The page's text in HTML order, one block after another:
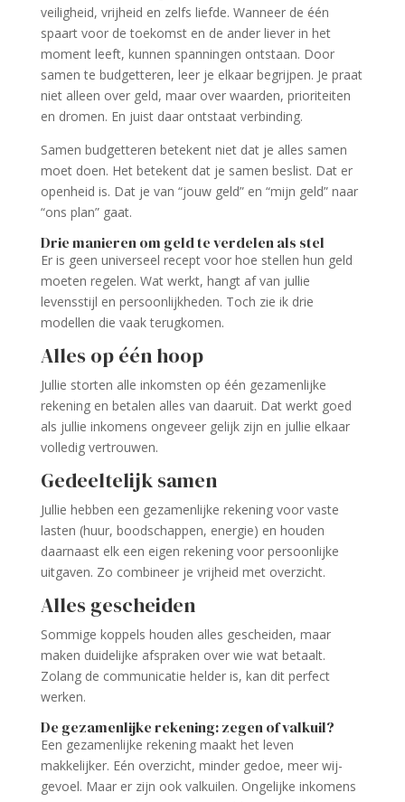
veiligheid, vrijheid en zelfs liefde. Wanneer de één
spaart voor de toekomst en de ander liever in het
moment leeft, kunnen spanningen ontstaan. Door
samen te budgetteren, leer je elkaar begrijpen. Je praat
niet alleen over geld, maar over waarden, prioriteiten
en dromen. En juist daar ontstaat verbinding.
Samen budgetteren betekent niet dat je alles samen
moet doen. Het betekent dat je samen beslist. Dat er
openheid is. Dat je van “jouw geld” en “mijn geld” naar
“ons plan” gaat.
Drie manieren om geld te verdelen als stel
Er is geen universeel recept voor hoe stellen hun geld
moeten regelen. Wat werkt, hangt af van jullie
levensstijl en persoonlijkheden. Toch zie ik drie
modellen die vaak terugkomen.
Alles op één hoop
Jullie storten alle inkomsten op één gezamenlijke
rekening en betalen alles van daaruit. Dat werkt goed
als jullie inkomens ongeveer gelijk zijn en jullie elkaar
volledig vertrouwen.
Gedeeltelijk samen
Jullie hebben een gezamenlijke rekening voor vaste
lasten (huur, boodschappen, energie) en houden
daarnaast elk een eigen rekening voor persoonlijke
uitgaven. Zo combineer je vrijheid met overzicht.
Alles gescheiden
Sommige koppels houden alles gescheiden, maar
maken duidelijke afspraken over wie wat betaalt.
Zolang de communicatie helder is, kan dit perfect
werken.
De gezamenlijke rekening: zegen of valkuil?
Een gezamenlijke rekening maakt het leven
makkelijker. Eén overzicht, minder gedoe, meer wij-
gevoel. Maar er zijn ook valkuilen. Ongelijke inkomens